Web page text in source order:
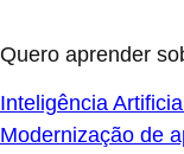
Quero aprender
Inteligência
Modernização de